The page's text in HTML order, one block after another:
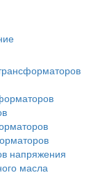
напряжения
масла